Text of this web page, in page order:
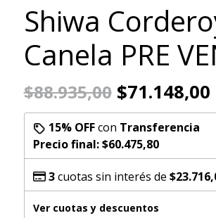
Shiwa
Canela PRE
$88.935,00$71.148,00
15% OFFcon Transferencia
Precio final:$60.475,80
3cuotas sin interés de
Ver cuotas y descuentos